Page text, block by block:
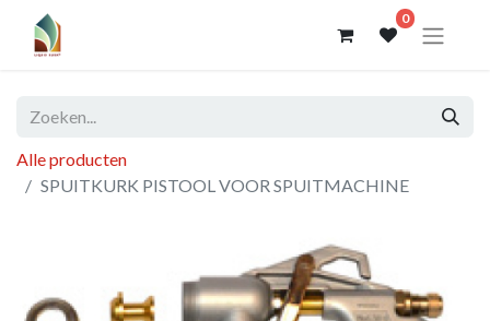
0
Alle producten
SPUITKURK PISTOOL VOOR SPUITMACHINE